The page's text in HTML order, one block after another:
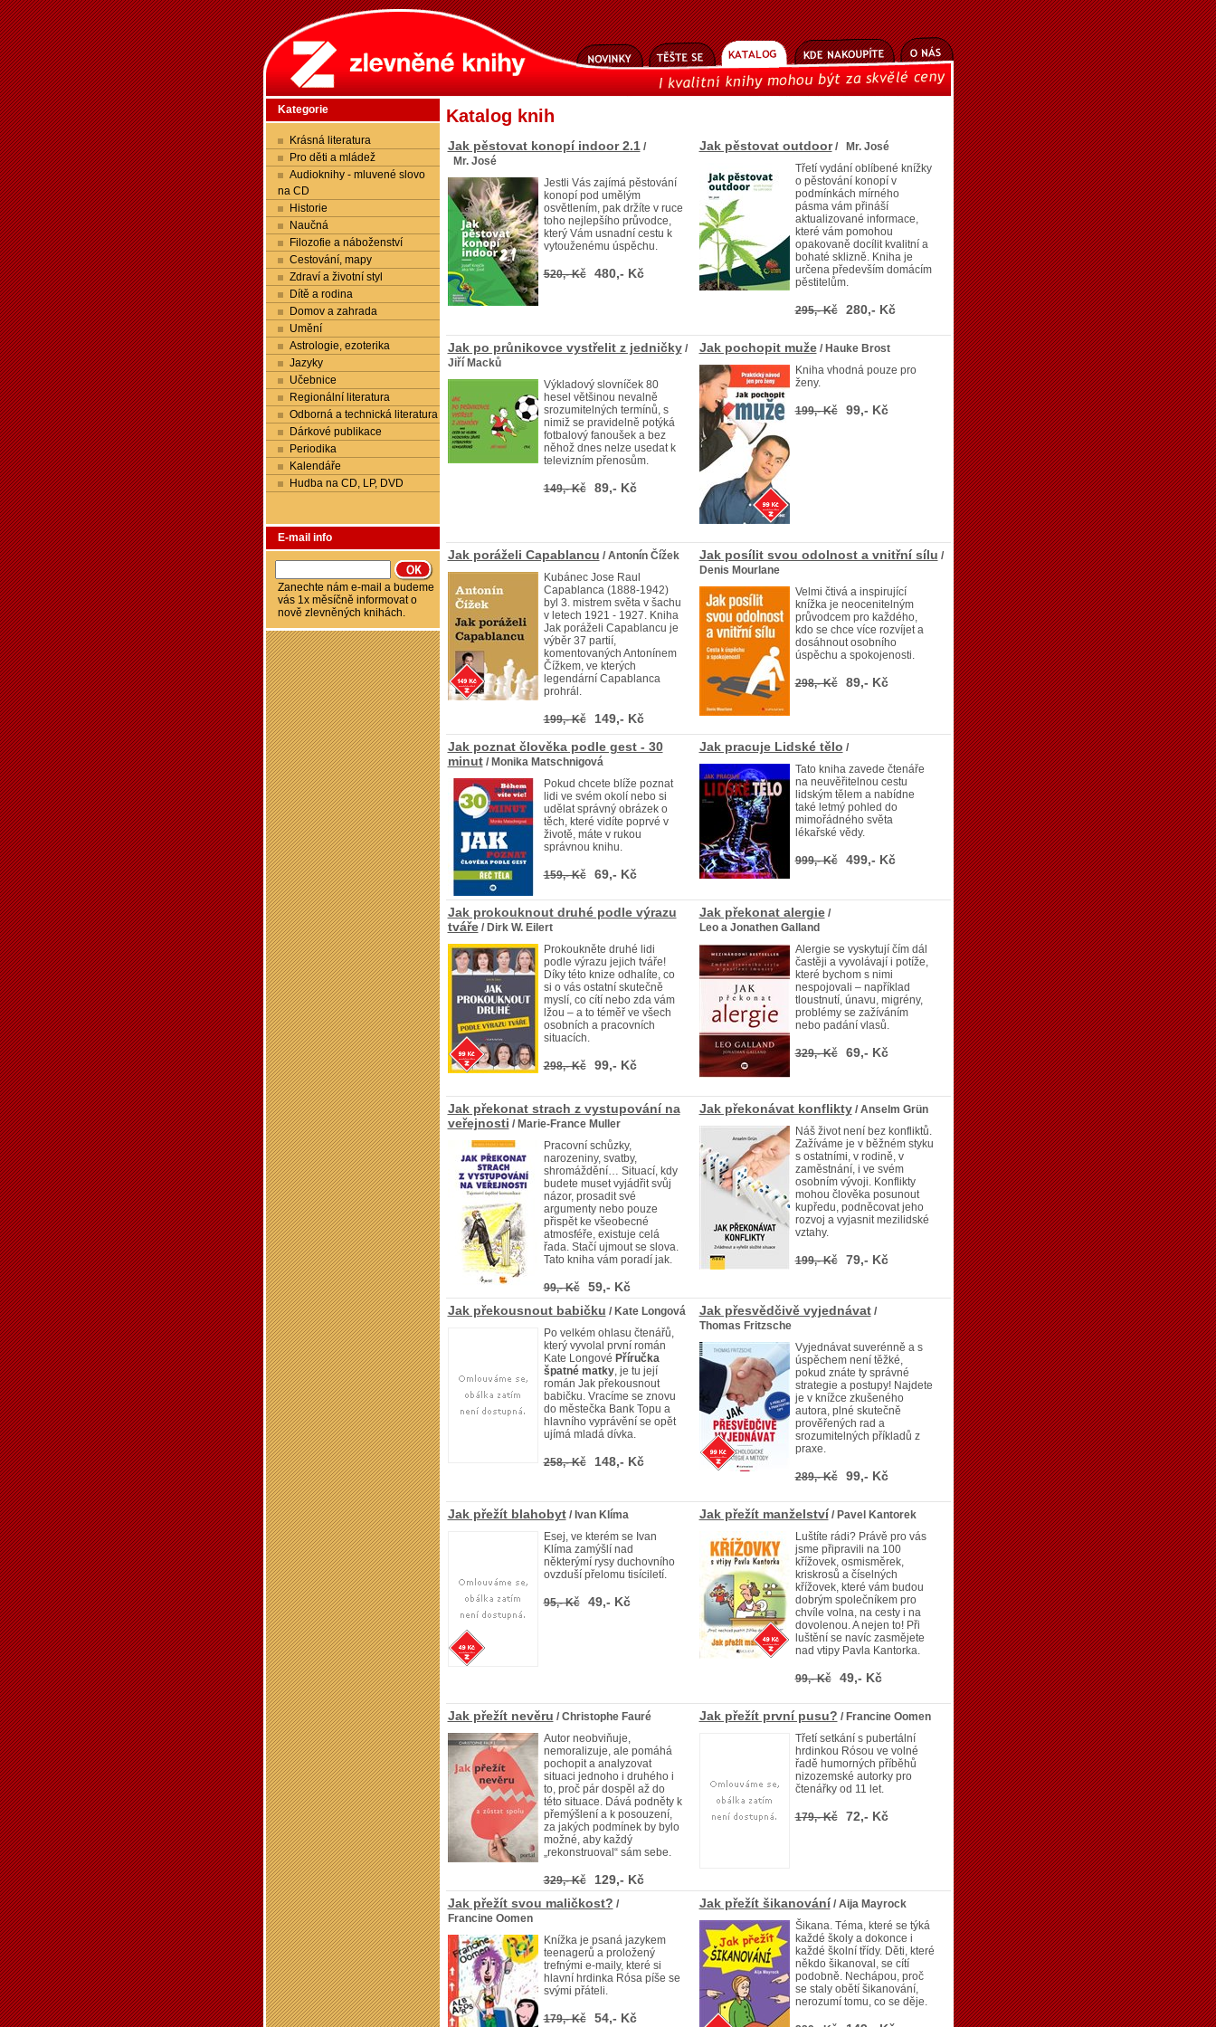
Kategorie
Krásná literatura
Pro děti a mládež
Audioknihy - mluvené slovo
na CD
Historie
Naučná
Filozofie a náboženství
Cestování, mapy
Zdraví a životní styl
Dítě a rodina
Domov a zahrada
Umění
Astrologie, ezoterika
Jazyky
Učebnice
Regionální literatura
Odborná a technická literatura
Dárkové publikace
Periodika
Kalendáře
Hudba na CD, LP, DVD
E-mail info
Zanechte nám e-mail a budeme
vás 1x měsíčně informovat o
nově zlevněných knihách.
Katalog knih
Jak pěstovat konopí indoor 2.1/
Mr. José
Jestli Vás zajímá pěstování
konopí pod umělým
osvětlením, pak držíte v ruce
toho nejlepšího průvodce,
který Vám usnadní cestu k
vytouženému úspěchu.
520,- Kč 480,- Kč
Jak pěstovat outdoor/ Mr. José
Třetí vydání oblíbené knížky
o pěstování konopí v
podmínkách mírného
pásma vám přináší
aktualizované informace,
které vám pomohou
opakovaně docílit kvalitní a
bohaté sklizně. Kniha je
určena především domácím
pěstitelům.
295,- Kč 280,- Kč
Jak po průnikovce vystřelit z jedničky/
Jiří Macků
Výkladový slovníček 80
hesel většinou nevalně
srozumitelných termínů, s
nimiž se pravidelně potýká
fotbalový fanoušek a bez
něhož dnes nelze usedat k
televizním přenosům.
149,- Kč 89,- Kč
Jak pochopit muže/ Hauke Brost
Kniha vhodná pouze pro
ženy.
199,- Kč 99,- Kč
Jak poráželi Capablancu / Antonín Čížek
Kubánec Jose Raul
Capablanca (1888-1942)
byl 3. mistrem světa v šachu
v letech 1921 - 1927. Kniha
Jak poráželi Capablancu je
výběr 37 partií,
komentovaných Antonínem
Čížkem, ve kterých
legendární Capablanca
prohrál.
199,- Kč 149,- Kč
Jak posílit svou odolnost a vnitřní sílu /
Denis Mourlane
Velmi čtivá a inspirující
knížka je neocenitelným
průvodcem pro každého,
kdo se chce více rozvíjet a
dosáhnout osobního
úspěchu a spokojenosti.
298,- Kč 89,- Kč
Jak poznat člověka podle gest - 30
minut/ Monika Matschnigová
Pokud chcete blíže poznat
lidi ve svém okolí nebo si
udělat správný obrázek o
těch, které vidíte poprvé v
životě, máte v rukou
správnou knihu.
159,- Kč 69,- Kč
Jak pracuje Lidské tělo /
Tato kniha zavede čtenáře
na neuvěřitelnou cestu
lidským tělem a nabídne
také letmý pohled do
mimořádného světa
lékařské vědy.
999,- Kč 499,- Kč
Jak prokouknout druhé podle výrazu
tváře/ Dirk W. Eilert
Prokoukněte druhé lidi
podle výrazu jejich tváře!
Díky této knize odhalíte, co
si o vás ostatní skutečně
myslí, co cítí nebo zda vám
lžou – a to téměř ve všech
osobních a pracovních
situacích.
298,- Kč 99,- Kč
Jak překonat alergie/
Leo a Jonathen Galland
Alergie se vyskytují čím dál
častěji a vyvolávají i potíže,
které bychom s nimi
nespojovali – například
tloustnutí, únavu, migrény,
problémy se zažíváním
nebo padání vlasů.
329,- Kč 69,- Kč
Jak překonat strach z vystupování na
veřejnosti / Marie-France Muller
Pracovní schůzky,
narozeniny, svatby,
shromáždění… Situací, kdy
budete muset vyjádřit svůj
názor, prosadit své
argumenty nebo pouze
přispět ke všeobecné
atmosféře, existuje celá
řada. Stačí ujmout se slova.
Tato kniha vám poradí jak.
99,- Kč 59,- Kč
Jak překonávat konflikty/ Anselm Grün
Náš život není bez konfliktů.
Zažíváme je v běžném styku
s ostatními, v rodině, v
zaměstnání, i ve svém
osobním vývoji. Konflikty
mohou člověka posunout
kupředu, podněcovat jeho
rozvoj a vyjasnit mezilidské
vztahy.
199,- Kč 79,- Kč
Jak překousnout babičku / Kate Longová
Po velkém ohlasu čtenářů,
který vyvolal první román
Kate Longové Příručka
špatné matky, je tu její
román Jak překousnout
babičku. Vracíme se znovu
do městečka Bank Topu a
hlavního vyprávění se opět
ujímá mladá dívka.
258,- Kč 148,- Kč
Jak přesvědčivě vyjednávat/
Thomas Fritzsche
Vyjednávat suverénně a s
úspěchem není těžké,
pokud znáte ty správné
strategie a postupy! Najdete
je v knížce zkušeného
autora, plné skutečně
prověřených rad a
srozumitelných příkladů z
praxe.
289,- Kč 99,- Kč
Jak přežít blahobyt/ Ivan Klíma
Esej, ve kterém se Ivan
Klíma zamýšlí nad
některýmí rysy duchovního
ovzduší přelomu tisíciletí.
95,- Kč 49,- Kč
Jak přežít manželství / Pavel Kantorek
Luštíte rádi? Právě pro vás
jsme připravili na 100
křížovek, osmisměrek,
kriskrosů a číselných
křížovek, které vám budou
dobrým společníkem pro
chvíle volna, na cesty i na
dovolenou. A nejen to! Při
luštění se navíc zasmějete
nad vtipy Pavla Kantorka.
99,- Kč 49,- Kč
Jak přežít nevěru / Christophe Fauré
Autor neobviňuje,
nemoralizuje, ale pomáhá
pochopit a analyzovat
situaci jednoho i druhého i
to, proč pár dospěl až do
této situace. Dává podněty k
přemýšlení a k posouzení,
za jakých podmínek by bylo
možné, aby každý
„rekonstruoval“ sám sebe.
329,- Kč 129,- Kč
Jak přežít první pusu? / Francine Oomen
Třetí setkání s pubertální
hrdinkou Rósou ve volné
řadě humorných příběhů
nizozemské autorky pro
čtenářky od 11 let.
179,- Kč 72,- Kč
Jak přežít svou maličkost? /
Francine Oomen
Knížka je psaná jazykem
teenagerů a proložený
trefnými e-maily, které si
hlavní hrdinka Rósa píše se
svými přáteli.
179,- Kč 54,- Kč
Jak přežít šikanování / Aija Mayrock
Šikana. Téma, které se týká
každé školy a dokonce i
každé školní třídy. Děti, které
někdo šikanoval, se cítí
podobně. Nechápou, proč
se staly obětí šikanování,
nerozumí tomu, co se děje.